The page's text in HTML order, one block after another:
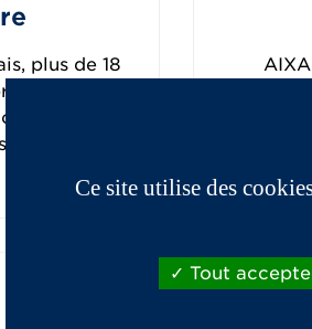
plus de 18
en
Auvergne
parc
Ce site utilise des
Tout